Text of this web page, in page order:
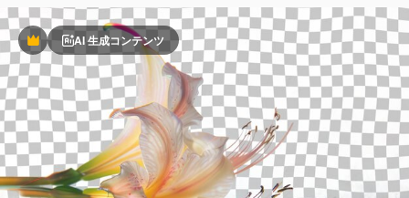
PremiumAI 生成コンテンツ